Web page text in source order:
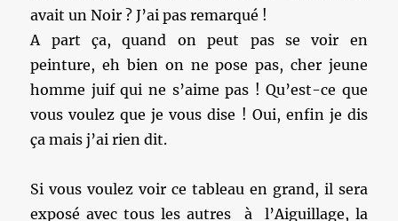
avait un Noir ? J’ai pas remarqué !
A part ça, quand on peut pas se voir en
peinture, eh bien on ne pose pas, cher jeune
homme juif qui ne s’aime pas ! Qu’est-ce que
vous voulez que je vous dise ! Oui, enfin je dis
ça mais j’ai rien dit.
Si vous voulez voir ce tableau en grand, il sera
exposé avec tous les autres à l’Aiguillage, la